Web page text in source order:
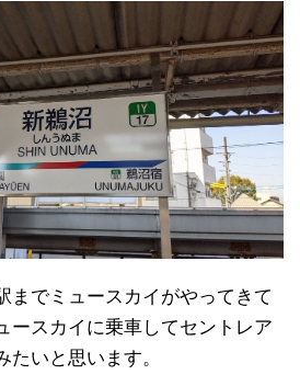
までミュースカイがやってきて
ースカイに乗車してセントレア
たいと思います。